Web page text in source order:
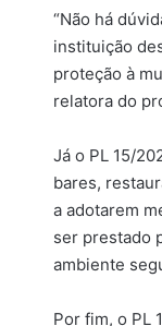
“Não há
instituição
proteção à
relatora do
Já o PL 15/
bares,
a adotarem
ser prestado
ambiente
Por fim, o PL